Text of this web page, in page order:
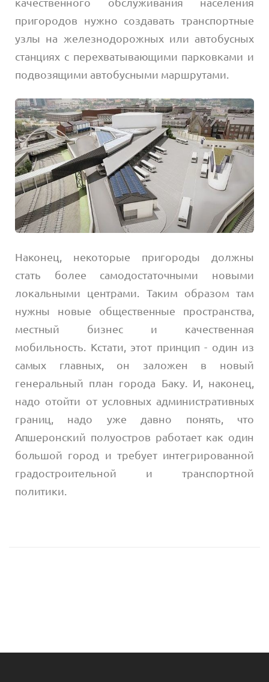
качественного обслуживания населения
пригородов нужно создавать транспортные
узлы на железнодорожных или автобусных
станциях с перехватывающими парковками и
подвозящими автобусными маршрутами.
Наконец, некоторые пригороды должны
стать более самодостаточными новыми
локальными центрами. Таким образом там
нужны новые общественные пространства,
местный бизнес и качественная
мобильность. Кстати, этот принцип - один из
самых главных, он заложен в новый
генеральный план города Баку. И, наконец,
надо отойти от условных административных
границ, надо уже давно понять, что
Апшеронский полуостров работает как один
большой город и требует интегрированной
градостроительной и транспортной
политики.